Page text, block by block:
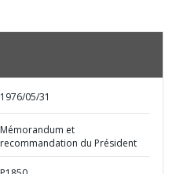
1976/05/31
Mémorandum et
recommandation du Président